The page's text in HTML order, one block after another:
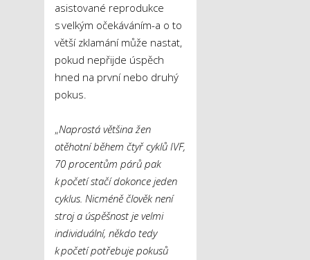
asistované reprodukce
s velkým očekáváním-a o to
větší zklamání může nastat,
pokud nepřijde úspěch
hned na první nebo druhý
pokus.
„Naprostá většina žen
otěhotní během čtyř cyklů IVF,
70 procentům párů pak
k početí stačí dokonce jeden
cyklus. Nicméně člověk není
stroj a úspěšnost je velmi
individuální, někdo tedy
k početí potřebuje pokusů